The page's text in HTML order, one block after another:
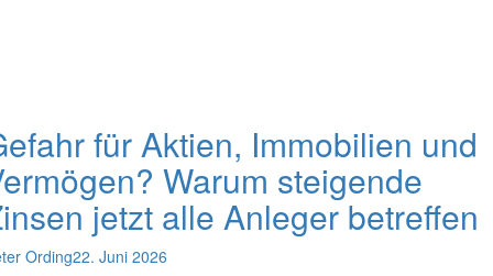
für Aktien, Immobilien und
Warum steigende
jetzt alle Anleger betreffen
Ording22. Juni 2026